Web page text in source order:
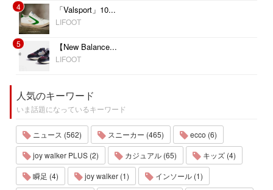
4 「Valsport」10...
LIFOOT
5 【New Balance...
LIFOOT
人気のキーワード
いま話題になっているキーワード
ニュース (562) スニーカー (465)
ecco (6)
joy walker PLUS (2)
カジュアル (65)
キッズ (4)
瞬足 (4)
joy walker (1)
インソール (1)